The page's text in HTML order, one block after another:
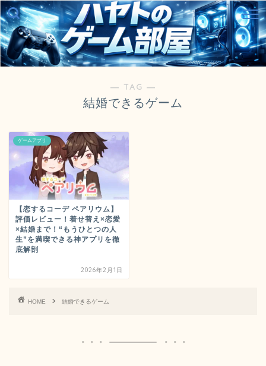
― TAG ―
結婚できるゲーム
ゲームアプリ
【恋するコーデ ペアリウム】
評価レビュー！着せ替え×恋愛
×結婚まで！“もうひとつの人
生”を満喫できる神アプリを徹
底解剖
2026年2月1日
HOME 結婚できるゲーム